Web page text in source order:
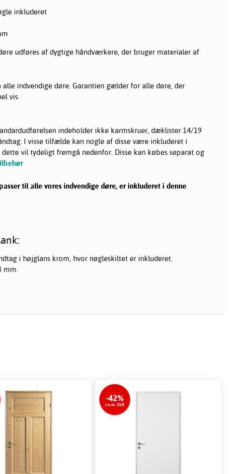
inkluderet
udføres af dygtige håndværkere, der bruger materialer af
alle indvendige døre. Garantien gælder for alle døre, der
vis.
indeholder ikke karmskruer, dæklister 14/19
I visse tilfælde kan nogle af disse være inkluderet i
vil tydeligt fremgå nedenfor. Disse kan købes separat og
til alle vores indvendige døre, er inkluderet i denne
i højglans krom, hvor nøgleskiltet er inkluderet.
mm.
-42%
t.o.m. 15/8